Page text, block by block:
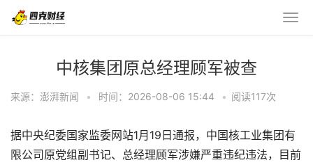
中核集团原总经理顾军被查
来源：澎湃新闻 • 时间：2026-08-06 15:44 • 阅读117次
据中央纪委国家监委网站1月19日通报，中国核工业集团有
限公司原党组副书记、总经理顾军涉嫌严重违纪违法，目前